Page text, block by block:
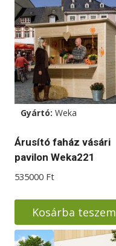
variációja
van.
A
változatok
a
termékoldalon
választhatók
Gyártó: Weka
Árusító faház vásári
pavilon Weka221
535000 Ft
Kosárba teszem